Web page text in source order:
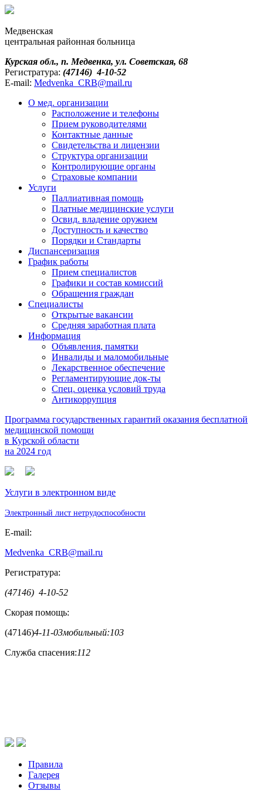
Медвенская
центральная районная больница
Курская обл., п. Медвенка, ул. Советская, 68
Регистратура: (47146) 4-10-52
E-mail: Medvenka_CRB@mail.ru
О мед. организации
Расположение и телефоны
Прием руководителями
Контактные данные
Свидетельства и лицензии
Структура организации
Контролирующие органы
Страховые компании
Услуги
Паллиативная помощь
Платные медицинские услуги
Освид. владение оружием
Доступность и качество
Порядки и Cтандарты
Диспансеризация
График работы
Прием специалистов
Графики и состав комиссий
Обращения граждан
Специалисты
Открытые вакансии
Средняя заработная плата
Информация
Объявления, памятки
Инвалиды и маломобильные
Лекарственное обеспечение
Регламентирующие док-ты
Спец. оценка условий труда
Антикоррупция
Программа государственных гарантий оказания бесплатной
медицинской помощи
в Курской области
на 2024 год
Услуги в электронном виде
Электронный лист нетрудоспособности
E-mail:
Medvenka_CRB@mail.ru
Регистратура:
(47146) 4-10-52
Скорая помощь:
(47146)4-11-03мобильный:103
Служба спасения:112
Правила
Галерея
Отзывы